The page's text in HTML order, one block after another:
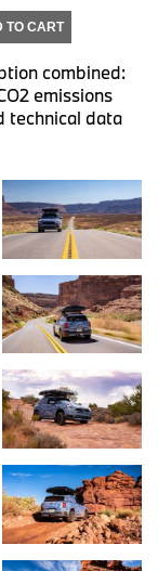
TO CART
combined:
emissions
technical data